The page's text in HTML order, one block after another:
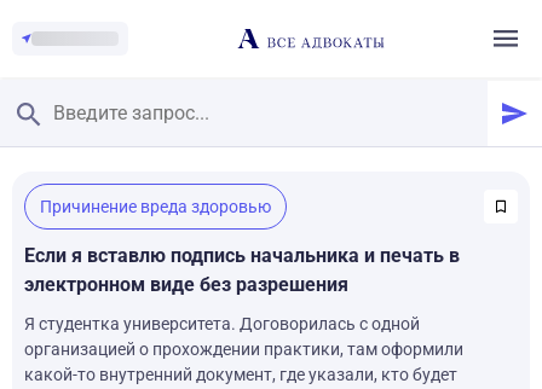
Главная
/
Смотреть заданные вопросы
/
Задать вопрос
Причинение вреда здоровью
Если я вставлю подпись начальника и печать в
электронном виде без разрешения
Я студентка университета. Договорилась с одной
организацией о прохождении практики, там оформили
какой-то внутренний документ, где указали, кто будет